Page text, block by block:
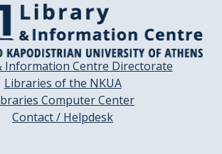
Information Centre Directorate
Libraries of the NKUA
Computer Center
Contact / Helpdesk